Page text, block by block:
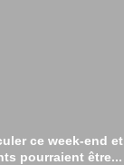
ce week-end et
pourraient être...